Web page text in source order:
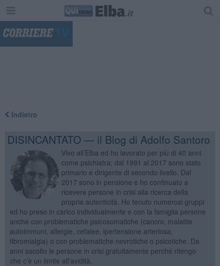
Indietro
DISINCANTATO — il Blog di Adolfo Santoro
Vivo all’Elba ed ho lavorato per più di 40 anni
come psichiatra; dal 1991 al 2017 sono stato
primario e dirigente di secondo livello. Dal
2017 sono in pensione e ho continuato a
ricevere persone in crisi alla ricerca della
propria autenticità. Ho tenuto numerosi gruppi
ed ho preso in carico individualmente e con la famiglia persone
anche con problematiche psicosomatiche (cancro, malattie
autoimmuni, allergie, cefalee, ipertensione arteriosa,
fibromialgia) o con problematiche nevrotiche o psicotiche. Da
anni ascolto le persone in crisi gratuitamente perché ritengo
che c’è un limite all’avidità.